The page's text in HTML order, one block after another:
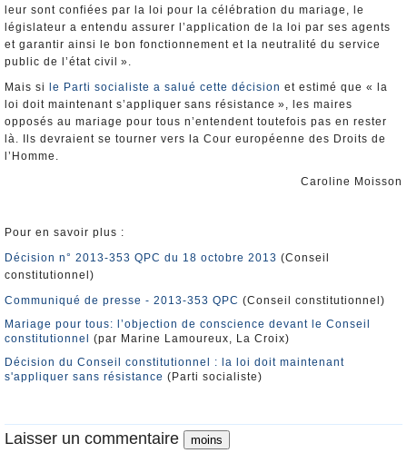
leur sont confiées par la loi pour la célébration du mariage, le
législateur a entendu assurer l’application de la loi par ses agents
et garantir ainsi le bon fonctionnement et la neutralité du service
public de l’état civil ».
Mais si
le Parti socialiste a salué cette décision et estimé que « la
loi doit maintenant s’appliquer sans résistance », les maires
opposés au mariage pour tous n’entendent toutefois pas en rester
là. Ils devraient se tourner vers la Cour européenne des Droits de
l’Homme.
Caroline Moisson
Pour en savoir plus :
Décision n° 2013-353 QPC du 18 octobre 2013 (Conseil
constitutionnel)
Communiqué de presse - 2013-353 QPC (Conseil constitutionnel)
Mariage pour tous: l’objection de conscience devant le Conseil
constitutionnel
(par Marine Lamoureux, La Croix)
Décision du Conseil constitutionnel : la loi doit maintenant
s'appliquer sans résistance (Parti socialiste)
Laisser un commentaire